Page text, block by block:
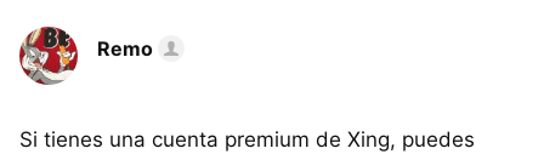
Remo
Si tienes una cuenta premium de Xing, puedes